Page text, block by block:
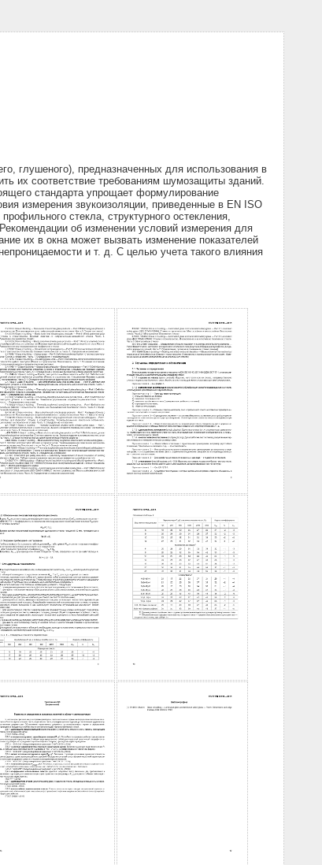
глушеного), предназначенных для использования в
их соответствие требованиям шумозащиты зданий.
стандарта упрощает формулирование
измерения звукоизоляции, приведенные в EN ISO
стекла, структурного остекления,
об изменении условий измерения для
их в окна может вызвать изменение показателей
и т. д. С целью учета такого влияния